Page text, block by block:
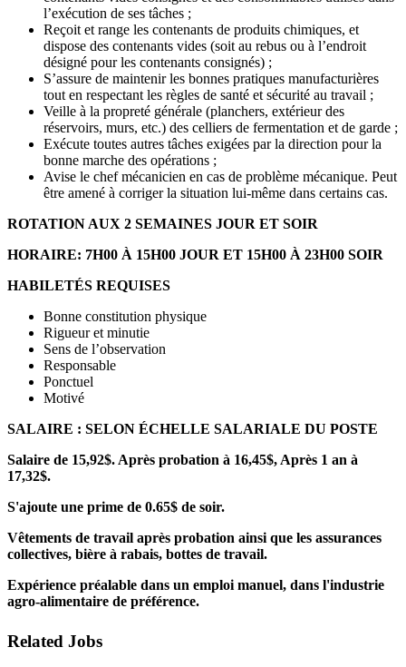
l’exécution de ses tâches ;
Reçoit et range les contenants de produits chimiques, et
dispose des contenants vides (soit au rebus ou à l’endroit
désigné pour les contenants consignés) ;
S’assure de maintenir les bonnes pratiques manufacturières
tout en respectant les règles de santé et sécurité au travail ;
Veille à la propreté générale (planchers, extérieur des
réservoirs, murs, etc.) des celliers de fermentation et de garde ;
Exécute toutes autres tâches exigées par la direction pour la
bonne marche des opérations ;
Avise le chef mécanicien en cas de problème mécanique. Peut
être amené à corriger la situation lui-même dans certains cas.
ROTATION AUX 2 SEMAINES JOUR ET SOIR
HORAIRE: 7H00 À 15H00 JOUR ET 15H00 À 23H00 SOIR
HABILETÉS REQUISES
Bonne constitution physique
Rigueur et minutie
Sens de l’observation
Responsable
Ponctuel
Motivé
SALAIRE : SELON ÉCHELLE SALARIALE DU POSTE
Salaire de 15,92$. Après probation à 16,45$, Après 1 an à
17,32$.
S'ajoute une prime de 0.65$ de soir.
Vêtements de travail après probation ainsi que les assurances
collectives, bière à rabais, bottes de travail.
Expérience préalable dans un emploi manuel, dans l'industrie
agro-alimentaire de préférence.
Related Jobs